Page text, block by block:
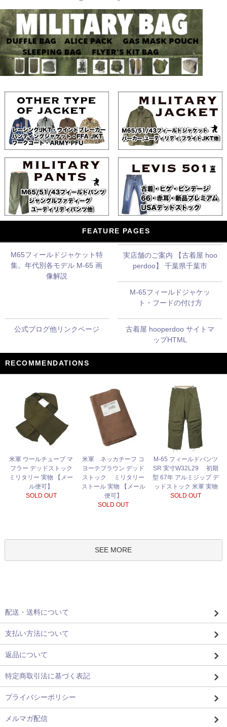
FEATURE PAGES
M65フィールドジャケット特
集。年代別各モデル M-65 画
像解説
実店舗のご案内 【古着屋 hoo
perdoo】 千葉県千葉市
M-65フィールドジャケッ
ト・フードの付け方
公式ブログ他リンクページ
古着屋 hooperdoo サイトマ
ップHTML
RECOMMENDATIONS
米軍 ウールチューブ マ
フラー デッドストック
ミリタリー 実物 【メー
ル便可】
SOLD OUT
米軍 ネッカチーフ コ
ヨーテブラウン デッド
ストック ミリタリー
ストール 実物 【メール
便可】
SOLD OUT
M-65 フィールドパンツ
SR 実寸W32L29 初期
型 67年 アルミジップ デ
ッドストック 米軍 実物
SOLD OUT
SEE MORE
配送・送料について
支払い方法について
返品について
特定商取引法に基づく表記
プライバシーポリシー
メルマガ配信